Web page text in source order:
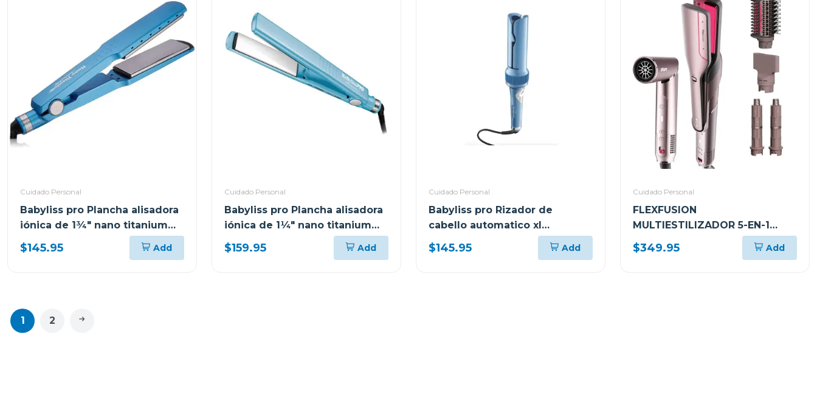
Cuidado Personal
Babyliss pro Plancha alisadora
iónica de 1¾" nano titanium
4094tux
$145.95 Add
Cuidado Personal
Babyliss pro Plancha alisadora
iónica de 1¼" nano titanium
9125tux
$159.95 Add
Cuidado Personal
Babyliss pro Rizador de
cabello automatico xl
miracurlpro 100xlux
$145.95 Add
Cuidado Personal
FLEXFUSION
MULTIESTILIZADOR 5-EN-1
NINJA CON ALISADORA DE AIRE
HD641S
$349.95 Add
1 2